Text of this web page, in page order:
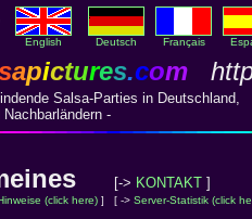
English Deutsch Français
apictures.com
Salsa-Parties in Deutschland,
-
[-> KONTAKT ]
(click here) ] [ -> Server-Statistik (click